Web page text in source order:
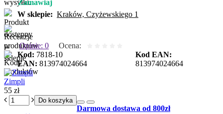
Zamawiaj
W sklepie: Kraków, Czyżewskiego 1
Opinie: 0
Ocena:
Kod: 7818-10
EAN: 813974024664
Kod EAN:
813974024664
Zimpli
55 zł
Do koszyka
Darmowa dostawa od 800zł